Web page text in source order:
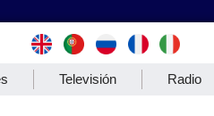
Televisión Radio